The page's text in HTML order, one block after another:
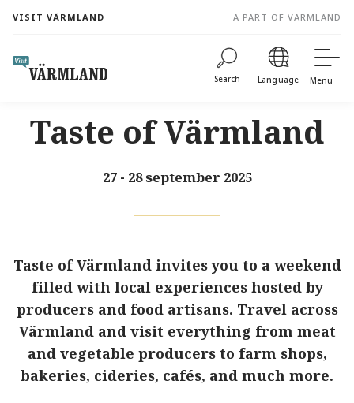
content
VISIT VÄRMLAND A PART OF VÄRMLAND
Search Language Menu
Taste of Värmland
27 - 28 september 2025
Taste of Värmland invites you to a weekend
filled with local experiences hosted by
producers and food artisans. Travel across
Värmland and visit everything from meat
and vegetable producers to farm shops,
bakeries, cideries, cafés, and much more.